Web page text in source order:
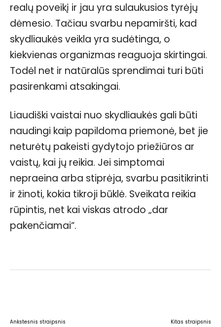
realų poveikį ir jau yra sulaukusios tyrėjų
dėmesio. Tačiau svarbu nepamiršti, kad
skydliaukės veikla yra sudėtinga, o
kiekvienas organizmas reaguoja skirtingai.
Todėl net ir natūralūs sprendimai turi būti
pasirenkami atsakingai.
Liaudiški vaistai nuo skydliaukės gali būti
naudingi kaip papildoma priemonė, bet jie
neturėtų pakeisti gydytojo priežiūros ar
vaistų, kai jų reikia. Jei simptomai
nepraeina arba stiprėja, svarbu pasitikrinti
ir žinoti, kokia tikroji būklė. Sveikata reikia
rūpintis, net kai viskas atrodo „dar
pakenčiamai“.
Ankstesnis straipsnis Kitas straipsnis